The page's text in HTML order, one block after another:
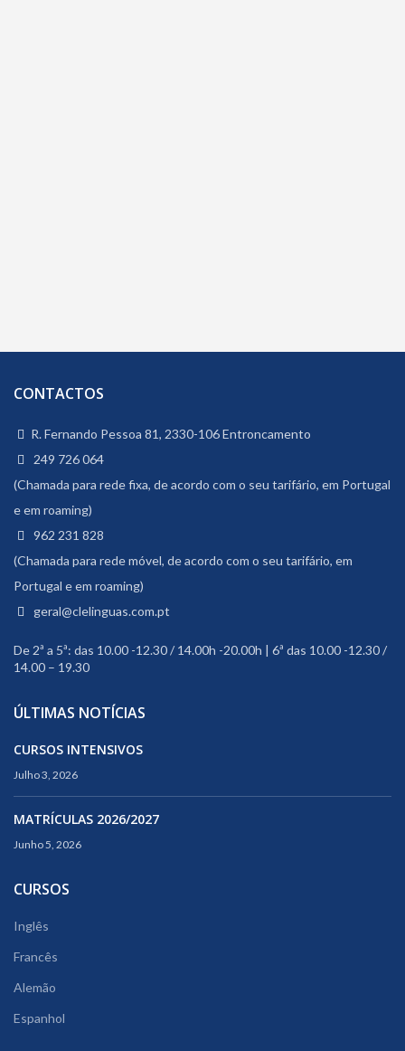
CONTACTOS
R. Fernando Pessoa 81, 2330-106 Entroncamento
249 726 064
(Chamada para rede fixa, de acordo com o seu tarifário, em Portugal
e em roaming)
962 231 828
(Chamada para rede móvel, de acordo com o seu tarifário, em
Portugal e em roaming)
geral@clelinguas.com.pt
De 2ª a 5ª: das 10.00 -12.30 / 14.00h -20.00h | 6ª das 10.00 -12.30 /
14.00 – 19.30
ÚLTIMAS NOTÍCIAS
CURSOS INTENSIVOS
Julho 3, 2026
MATRÍCULAS 2026/2027
Junho 5, 2026
CURSOS
Inglês
Francês
Alemão
Espanhol